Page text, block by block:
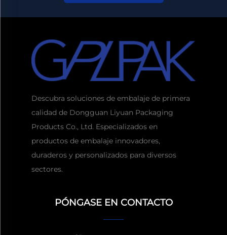
de 1 hora
Descubra soluciones de embalaje de primera
calidad de Dongguan Liyuan Packaging
Products Co., Ltd. Especializados en
productos de embalaje innovadores,
duraderos y personalizados para diversos
sectores.
PÓNGASE EN CONTACTO